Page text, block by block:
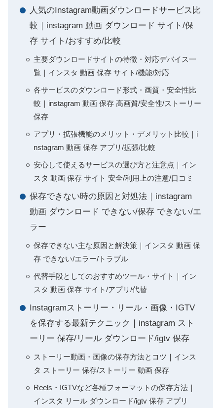
人気のInstagram動画ダウンロードサービス比
較｜instagram 動画 ダウンロード サイト/保
存 サイト/おすすめ/比較
主要ダウンロードサイトの特徴・対応デバイス一
覧｜インスタ 動画 保存 サイト/機能/対応
各サービスのダウンロード形式・画質・安全性比
較｜instagram 動画 保存 高画質/安全性/ストーリー
保存
アプリ・拡張機能のメリット・デメリット比較｜i
nstagram 動画 保存 アプリ/拡張/比較
安心して使えるサービスの選び方と注意点｜イン
スタ 動画 保存 サイト 安全/利用上の注意/口コミ
保存できない時の原因と対処法｜instagram
動画 ダウンロード できない/保存 できない/エ
ラー
保存できない主な原因と解決策｜インスタ 動画 保
存 できない/エラー/トラブル
代替手段としてのおすすめツール・サイト｜イン
スタ 動画 保存 サイト/アプリ/代替
Instagramストーリー・リール・画像・IGTV
を保存する最新テクニック｜instagram スト
ーリー 保存/リール ダウンロード/igtv 保存
ストーリー動画・画像の保存方法とコツ｜インス
タ ストーリー 保存/ストーリー 動画 保存
Reels・IGTVなど各種フォーマットの保存方法｜
インスタ リール ダウンロード/igtv 保存 アプリ